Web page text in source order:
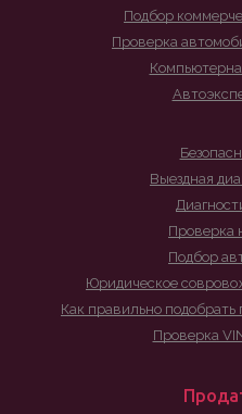
Подбор
Проверка
Выездная
Проверка
Подбор
Юридическое
Как правильно
Проверка